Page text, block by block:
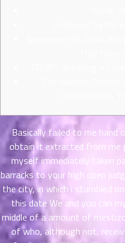
Basically failed to me hand
obtain it extracted from me
myself immediately taken
barracks to your high open
the city, in which i stumbled
this date We and you can
middle of a amount of
of who, although not,
ตอน
ที่
11
ตอน
ที่
12
ตอน
ที่